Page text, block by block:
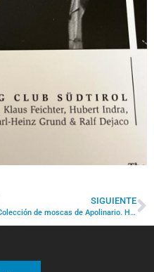
SIGUIENTE
Colección de moscas de Apolinario. Historia y desarrollo